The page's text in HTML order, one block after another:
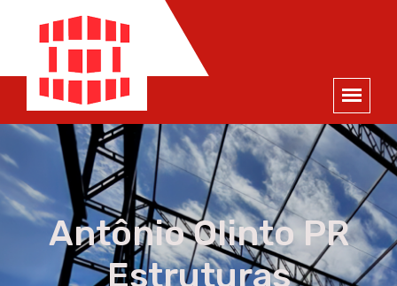
×
ORÇAMENTO
NOME *